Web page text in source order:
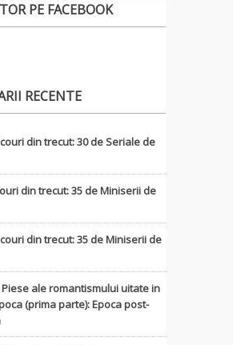
PE FACEBOOK
RECENTE
din trecut: 30 de Seriale de
din trecut: 35 de Miniserii de
din trecut: 35 de Miniserii de
Piese ale romantismului uitate in
(prima parte): Epoca post-